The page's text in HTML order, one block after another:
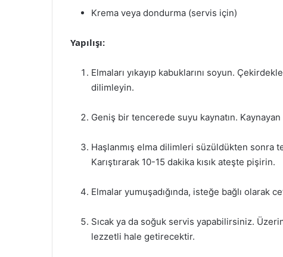
Krema veya dondurma (servis için)
Yapılışı:
Elmaları yıkayıp kabuklarını soyun.
dilimleyin.
Geniş bir tencerede suyu kaynatın.
Haşlanmış elma dilimleri süzüldükten sonra
Karıştırarak 10-15 dakika kısık ateşte pişirin.
Elmalar yumuşadığında, isteğe bağlı olarak
Sıcak ya da soğuk servis yapabilirsiniz.
lezzetli hale getirecektir.